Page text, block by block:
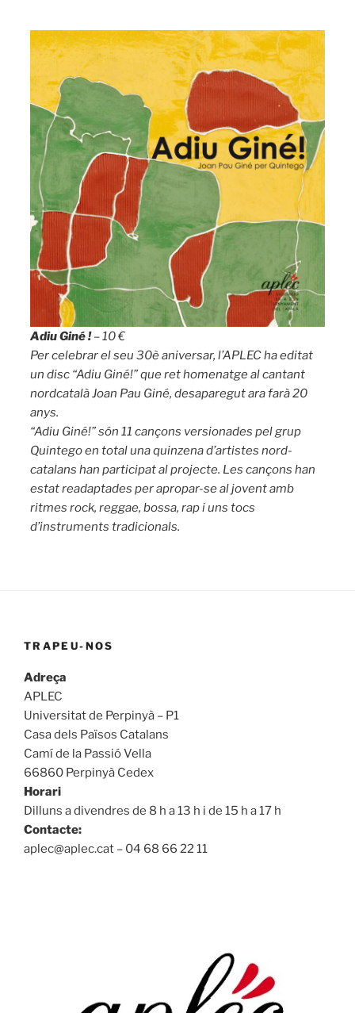
Adiu Giné !– 10 €
Per celebrar el seu 30è aniversar, l’APLEC ha editat
un disc “Adiu Giné!” que ret homenatge al cantant
nordcatalà Joan Pau Giné, desaparegut ara farà 20
anys.
“Adiu Giné!” són 11 cançons versionades pel grup
Quintego en total una quinzena d’artistes nord-
catalans han participat al projecte. Les cançons han
estat readaptades per apropar-se al jovent amb
ritmes rock, reggae, bossa, rap i uns tocs
d’instruments tradicionals.
TRAPEU-NOS
Adreça
APLEC
Universitat de Perpinyà – P1
Casa dels Països Catalans
Camí de la Passió Vella
66860 Perpinyà Cedex
Horari
Dilluns a divendres de 8 h a 13 h i de 15 h a 17 h
Contacte:
aplec@aplec.cat – 04 68 66 22 11